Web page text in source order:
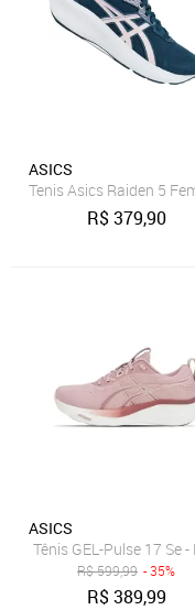
ASICS
Tenis Asics Raiden 5
R$379,90
ASICS
Tênis GEL-Pulse 17 Se
R$599,99 - 35%
R$389,99